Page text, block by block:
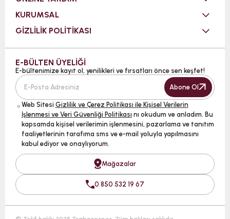
KURUMSAL
GİZLİLİK POLİTİKASI
E-BÜLTEN ÜYELİĞİ
E-bültenimize kayıt ol, yenilikleri ve fırsatları önce sen keşfet!
Abone Ol
Web Sitesi Gizlilik ve Çerez Politikası ile Kişisel Verilerin
İşlenmesi ve Veri Güvenliği Politikası nı okudum ve anladım. Bu
kapsamda kişisel verilerimin işlenmesini, pazarlama ve tanıtım
faaliyetlerinin tarafıma sms ve e-mail yoluyla yapılmasını
kabul ediyor ve onaylıyorum.
Mağazalar
0 850 532 19 67